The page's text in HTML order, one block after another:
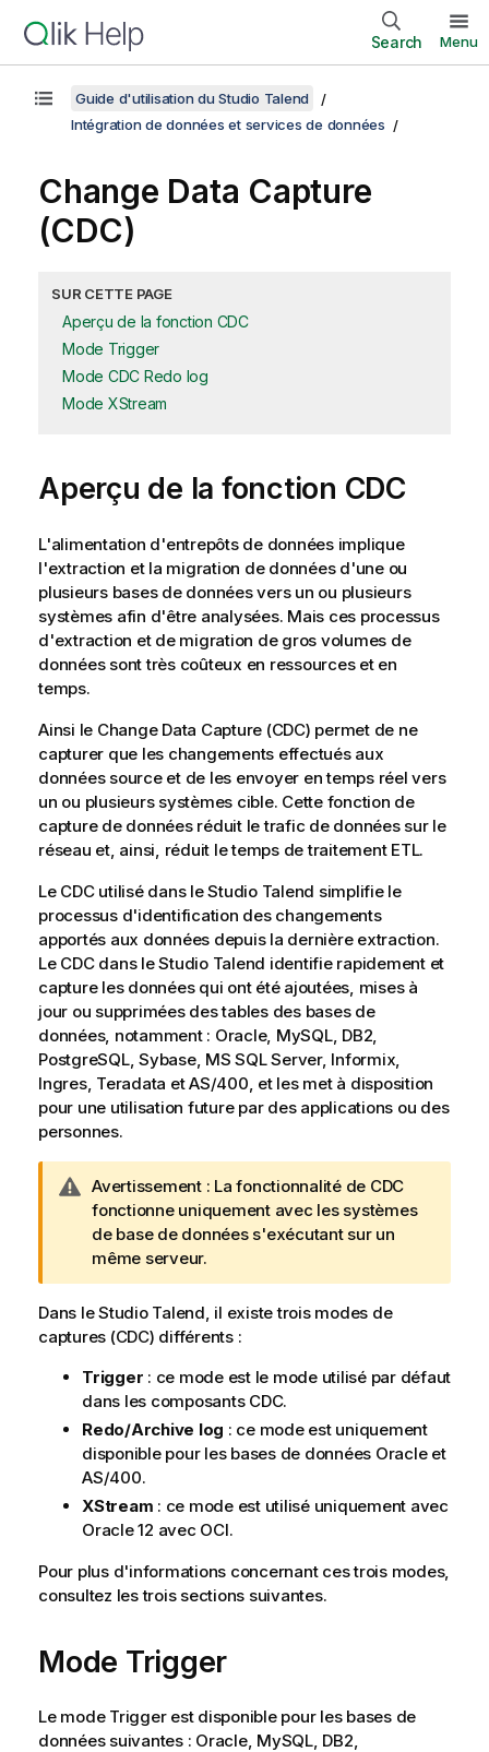
Search Menu
Guide d'utilisation du Studio Talend
Intégration de données et services de données
Change Data Capture
(CDC)
SUR CETTE PAGE
Aperçu de la fonction CDC
Mode Trigger
Mode CDC Redo log
Mode XStream
Aperçu de la fonction CDC
L'alimentation d'entrepôts de données implique
l'extraction et la migration de données d'une ou
plusieurs bases de données vers un ou plusieurs
systèmes afin d'être analysées. Mais ces processus
d'extraction et de migration de gros volumes de
données sont très coûteux en ressources et en
temps.
Ainsi le Change Data Capture (CDC) permet de ne
capturer que les changements effectués aux
données source et de les envoyer en temps réel vers
un ou plusieurs systèmes cible. Cette fonction de
capture de données réduit le trafic de données sur le
réseau et, ainsi, réduit le temps de traitement ETL.
Le CDC utilisé dans leStudio Talend simplifie le
processus d'identification des changements
apportés aux données depuis la dernière extraction.
Le CDC dans leStudio Talend identifie rapidement et
capture les données qui ont été ajoutées, mises à
jour ou supprimées des tables des bases de
données, notamment : Oracle, MySQL, DB2,
PostgreSQL, Sybase, MS SQL Server, Informix,
Ingres, Teradata et AS/400, et les met à disposition
pour une utilisation future par des applications ou des
personnes.
N
o
t
e
I
n
f
r
m
a
t
i
o
n
Avertissement : La fonctionnalité de CDC
fonctionne uniquement avec les systèmes
de base de données s'exécutant sur un
même serveur.
Dans leStudio Talend , il existe trois modes de
captures (CDC) différents :
Trigger : ce mode est le mode utilisé par défaut
dans les composants CDC.
Redo/Archive log : ce mode est uniquement
disponible pour les bases de données Oracle et
AS/400.
XStream : ce mode est utilisé uniquement avec
Oracle 12 avec OCI.
Pour plus d'informations concernant ces trois modes,
consultez les trois sections suivantes.
Mode Trigger
Le mode Trigger est disponible pour les bases de
données suivantes : Oracle, MySQL, DB2,